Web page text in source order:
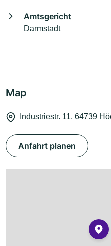
Amtsgericht
Darmstadt
Map
Industriestr. 11, 64739
Anfahrt planen